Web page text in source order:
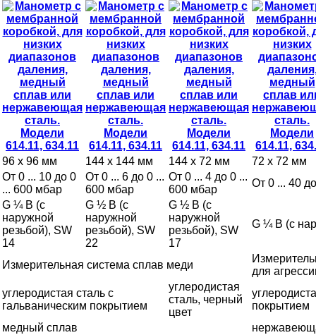
96 x 96 мм 144 x 144 мм 144 x 72 мм
72 x 72 мм
От 0 ... 10 до 0
... 600 мбар
От 0 ... 6 до 0 ...
600 мбар
От 0 ... 4 до 0 ...
600 мбар
От 0 ... 40
G ¼ B (с
наружной
резьбой), SW
14
G ½ B (с
наружной
резьбой), SW
22
G ½ B (с
наружной
резьбой), SW
17
G ¼ B (с
Измерительная система сплав меди
для
углеродистая сталь с
гальваническим покрытием
углеродистая
сталь, черный
цвет
покрытием
медный сплав